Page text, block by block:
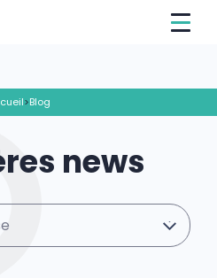
>Blog
news